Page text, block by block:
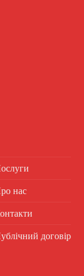
нас
договір